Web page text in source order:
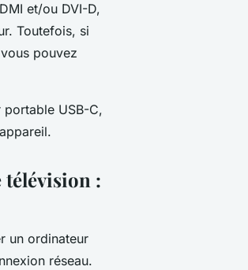
et/ou DVI-D,
Toutefois, si
pouvez
USB-C,
:
un ordinateur
réseau.